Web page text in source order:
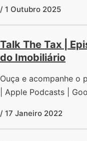
/ 1 Outubro 2025
Talk The Tax |
do Imobiliário
Ouça e acompanhe o
| Apple Podcasts |
/ 17 Janeiro 2022